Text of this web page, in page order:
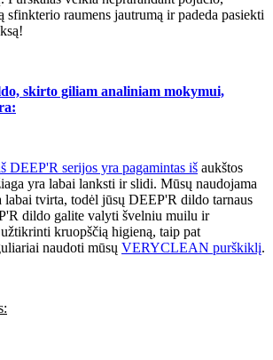
sfinkterio raumens jautrumą ir padeda pasiekti
skirto giliam analiniam mokymui,
DEEP'R serijos yra pagamintas iš aukštos
yra labai lanksti ir slidi. Mūsų naudojama
labai tvirta, todėl jūsų DEEP'R dildo tarnaus
dildo galite valyti švelniu muilu ir
kruopščią higieną, taip pat
naudoti mūsų VERYCLEAN purškiklį.